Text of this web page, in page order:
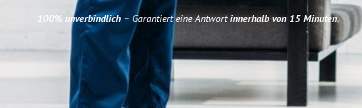
100% unverbindlich– Garantiert eine Antwortinnerhalb von 15 Minuten.